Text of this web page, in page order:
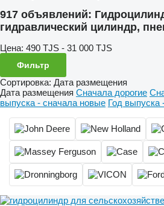
917 объявлений:
гидравлический цилиндр,
Цена: 490 TJS - 31 000 TJS
Фильтр
Сортировка: Дата размещения
Дата размещения Сначала дорогие
выпуска - сначала новые Год выпуска